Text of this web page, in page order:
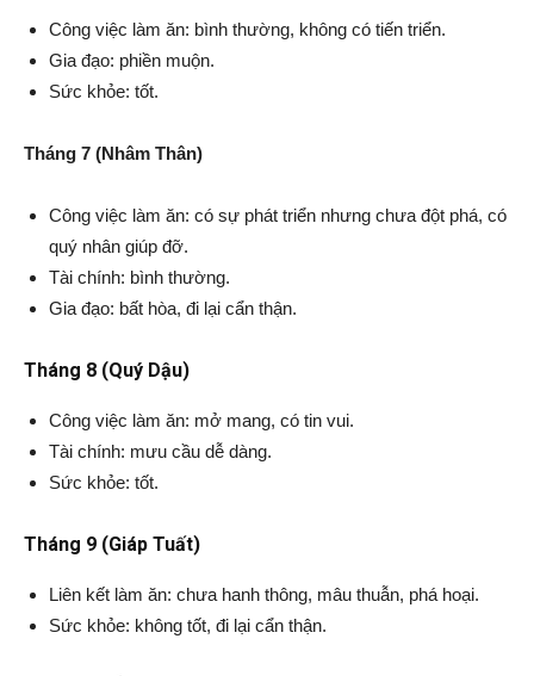
Công việc làm ăn: bình thường, không có tiến triển.
Gia đạo: phiền muộn.
Sức khỏe: tốt.
Tháng 7 (Nhâm Thân)
Công việc làm ăn: có sự phát triển nhưng chưa đột phá, có
quý nhân giúp đỡ.
Tài chính: bình thường.
Gia đạo: bất hòa, đi lại cẩn thận.
Tháng 8 (Quý Dậu)
Công việc làm ăn: mở mang, có tin vui.
Tài chính: mưu cầu dễ dàng.
Sức khỏe: tốt.
Tháng 9 (Giáp Tuất)
Liên kết làm ăn: chưa hanh thông, mâu thuẫn, phá hoại.
Sức khỏe: không tốt, đi lại cẩn thận.